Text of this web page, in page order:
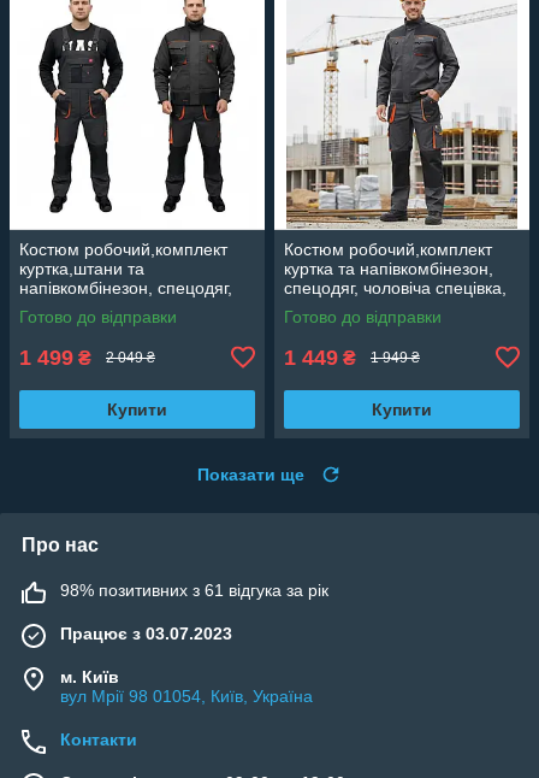
Костюм робочий,комплект
куртка,штани та
напівкомбінезон, спецодяг,
чоловіча спецівка, роба
повсякденна Польща Classic
Готово до відправки
1 499 ₴ 2 049 ₴
Купити
Костюм робочий,комплект
куртка та напівкомбінезон,
спецодяг, чоловіча спецівка,
роба повсякденна Польща
Classic
Готово до відправки
1 449 ₴ 1 949 ₴
Купити
Показати ще
Про нас
98% позитивних з 61 відгука за рік
Працює з 03.07.2023
м. Київ
вул Мрії 98 01054, Київ, Україна
Контакти